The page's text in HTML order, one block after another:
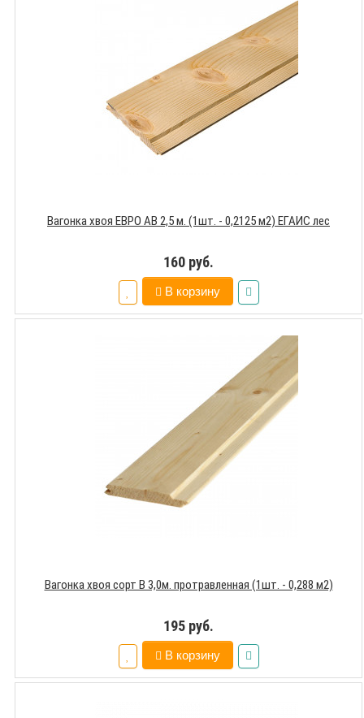
Вагонка хвоя ЕВРО АВ 2,5 м. (1шт. - 0,2125 м2) ЕГАИС лес
160 руб.
В корзину
Вагонка хвоя сорт В 3,0м. протравленная (1шт. - 0,288 м2)
195 руб.
В корзину